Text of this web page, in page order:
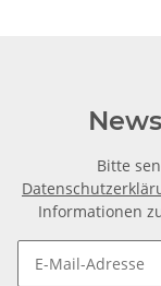
Bitte
Informationen